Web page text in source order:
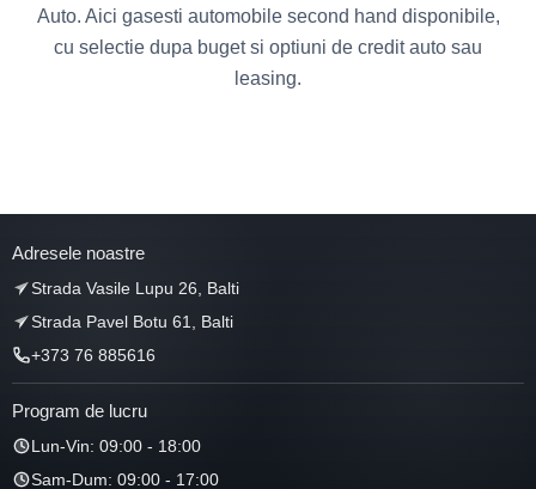
Auto. Aici gasesti automobile second hand disponibile,
cu selectie dupa buget si optiuni de credit auto sau
leasing.
Adresele noastre
Strada Vasile Lupu 26, Balti
Strada Pavel Botu 61, Balti
+373 76 885616
Program de lucru
Lun-Vin: 09:00 - 18:00
Sam-Dum: 09:00 - 17:00